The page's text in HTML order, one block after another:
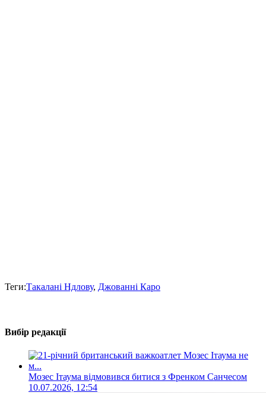
Теги:Такалані Ндлову, Джованні Каро
Вибір редакції
Мозес Ітаума відмовився битися з Френком Санчесом
10.07.2026, 12:54